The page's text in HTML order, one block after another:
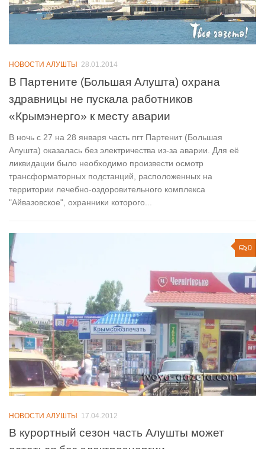
НОВОСТИ АЛУШТЫ 28.01.2014
В Партените (Большая Алушта) охрана
здравницы не пускала работников
«Крымэнерго» к месту аварии
В ночь с 27 на 28 января часть пгт Партенит (Большая
Алушта) оказалась без электричества из-за аварии. Для её
ликвидации было необходимо произвести осмотр
трансформаторных подстанций, расположенных на
территории лечебно-оздоровительного комплекса
"Айвазовское", охранники которого...
0
НОВОСТИ АЛУШТЫ 17.04.2012
В курортный сезон часть Алушты может